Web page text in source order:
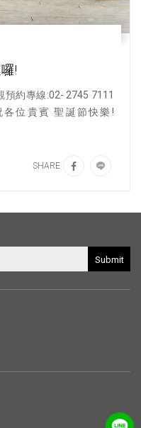
!
預約專線:02- 2745 7111
各位貴賓 聖誕節快樂!
SHARE
Submit